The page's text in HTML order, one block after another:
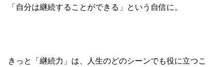
「自分は継続することができる」という自信に。
きっと「継続力」は、人生のどのシーンでも役に立つこ